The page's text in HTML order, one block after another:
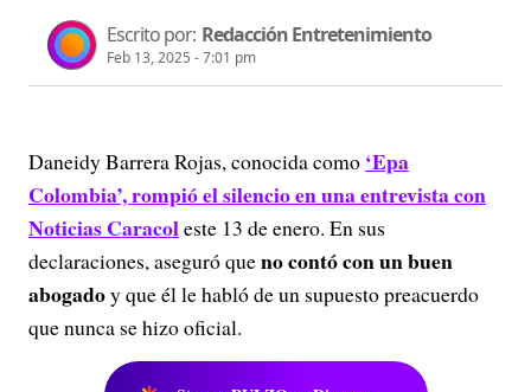
Escrito por: Redacción Entretenimiento
Feb 13, 2025 - 7:01 pm
Daneidy Barrera Rojas, conocida como ‘Epa
Colombia’, rompió el silencio en una entrevista con
Noticias Caracoleste 13 de enero. En sus
declaraciones, aseguró queno contó con un buen
abogadoy que él le habló de un supuesto preacuerdo
que nunca se hizo oficial.